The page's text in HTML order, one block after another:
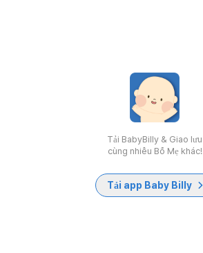
Tải BabyBilly & Giao lưu
cùng nhiều Bố Mẹ khác!
Tải app Baby Billy